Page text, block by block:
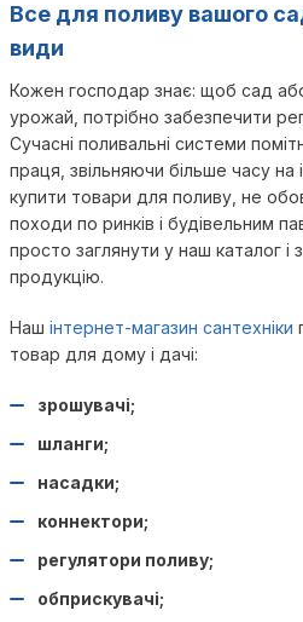
Все для поливу вашого
види
Кожен господар знає: щоб сад
урожай, потрібно забезпечити
Сучасні поливальні системи
праця, звільняючи більше часу на
купити товари для поливу, не
походи по ринків і будівельним
просто заглянути у наш каталог і
продукцію.
Наш інтернет-магазин сантехніки
товар для дому і дачі:
зрошувачі;
шланги;
насадки;
коннектори;
регулятори поливу;
обприскувачі;